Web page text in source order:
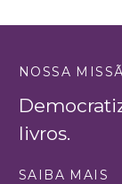
NOSSA
livros.
SAIBA MAIS